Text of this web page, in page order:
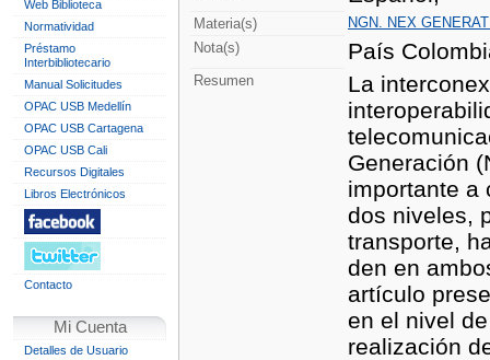
Web Biblioteca
Normatividad
Préstamo
Interbibliotecario
Manual Solicitudes
OPAC USB Medellín
OPAC USB Cartagena
OPAC USB Cali
Recursos Digitales
Libros Electrónicos
Contacto
Mi Cuenta
Detalles de Usuario
Materia(s)
NGN. NEX
Nota(s)
País
Resumen
La
Generación
importante a
dos niveles,
transporte,
den en
artículo
en el nivel
realización